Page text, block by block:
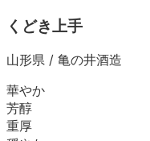
くどき上手
山形県 / 亀の井酒造
華やか
芳醇
重厚